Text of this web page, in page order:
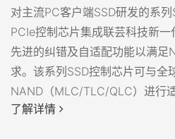
对主流PC客户端SSD研发的系
PCIe控制芯片集成联芸科技新
先进的纠错及自适配功能以满足
求。该系列SSD控制芯片可与全
NAND（MLC/TLC/QLC）进行适
了解详情